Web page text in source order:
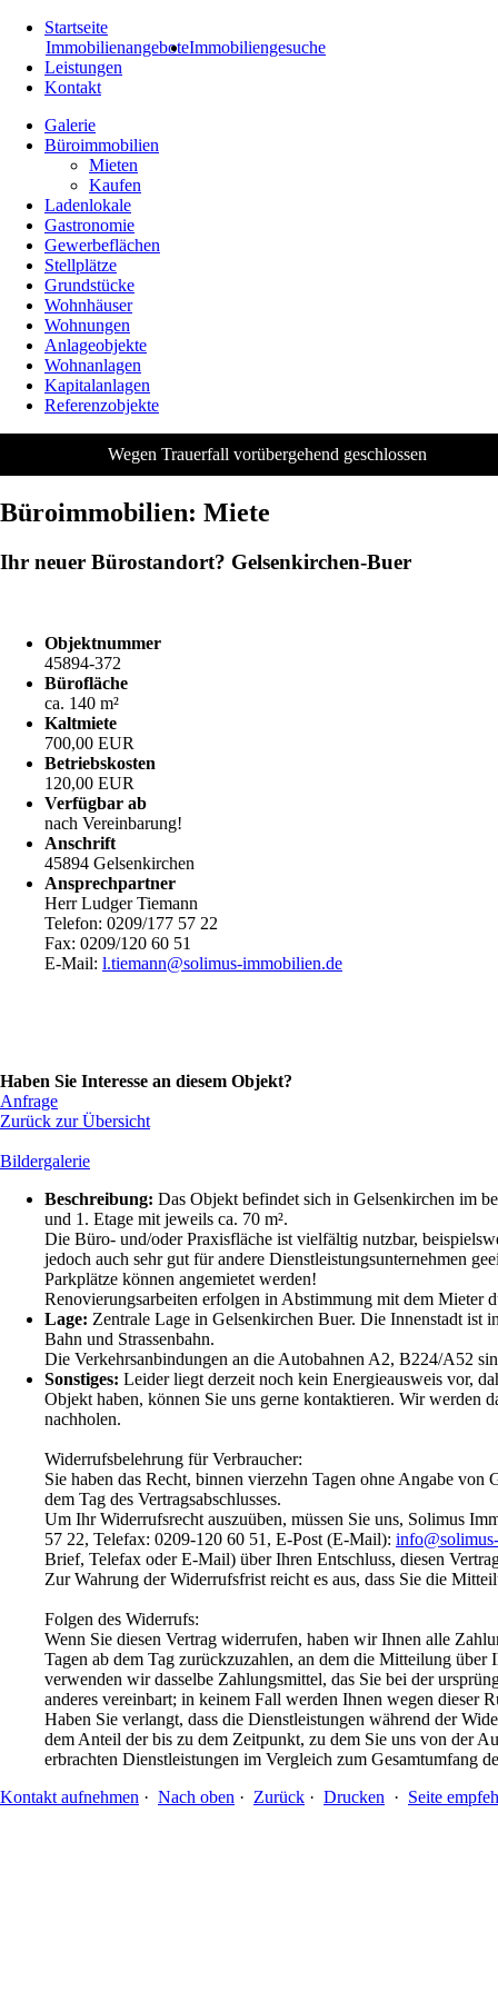
Startseite
ImmobilienangeboteImmobiliengesuche
Leistungen
Kontakt
Galerie
Büroimmobilien
Mieten
Kaufen
Ladenlokale
Gastronomie
Gewerbeflächen
Stellplätze
Grundstücke
Wohnhäuser
Wohnungen
Anlageobjekte
Wohnanlagen
Kapitalanlagen
Referenzobjekte
Wegen Trauerfall vorübergehend geschlossen
Büroimmobilien: Miete
Ihr neuer Bürostandort? Gelsenkirchen-Buer
Objektnummer
45894-372
Bürofläche
ca. 140 m²
Kaltmiete
700,00 EUR
Betriebskosten
120,00 EUR
Verfügbar ab
nach Vereinbarung!
Anschrift
45894 Gelsenkirchen
Ansprechpartner
Herr Ludger Tiemann
Telefon: 0209/177 57 22
Fax: 0209/120 60 51
E-Mail: l.tiemann@solimus-immobilien.de
Haben Sie Interesse an diesem Objekt?
Anfrage
Zurück zur Übersicht
Bildergalerie
Beschreibung: Das Objekt befindet sich in Gelsenkirchen im
und 1. Etage mit jeweils ca. 70 m².
Die Büro- und/oder Praxisfläche ist vielfältig nutzbar,
jedoch auch sehr gut für andere Dienstleistungsunternehmen
Parkplätze können angemietet werden!
Renovierungsarbeiten erfolgen in Abstimmung mit dem Mieter
Lage: Zentrale Lage in Gelsenkirchen Buer. Die Innenstadt ist
Bahn und Strassenbahn.
Die Verkehrsanbindungen an die Autobahnen A2, B224/A52
Sonstiges: Leider liegt derzeit noch kein Energieausweis vor,
Objekt haben, können Sie uns gerne kontaktieren. Wir werden
nachholen.
Widerrufsbelehrung für Verbraucher:
Sie haben das Recht, binnen vierzehn Tagen ohne Angabe
dem Tag des Vertragsabschlusses.
Um Ihr Widerrufsrecht auszuüben, müssen Sie uns, Solimus
57 22, Telefax: 0209-120 60 51, E-Post (E-Mail):
Brief, Telefax oder E-Mail) über Ihren Entschluss, diesen
Zur Wahrung der Widerrufsfrist reicht es aus, dass Sie die
Folgen des Widerrufs:
Wenn Sie diesen Vertrag widerrufen, haben wir Ihnen alle
Tagen ab dem Tag zurückzuzahlen, an dem die Mitteilung
verwenden wir dasselbe Zahlungsmittel, das Sie bei der
anderes vereinbart; in keinem Fall werden Ihnen wegen dieser
Haben Sie verlangt, dass die Dienstleistungen während der
dem Anteil der bis zu dem Zeitpunkt, zu dem Sie uns von der
erbrachten Dienstleistungen im Vergleich zum Gesamtumfang
Kontakt aufnehmen · Nach oben · Zurück · Drucken · Seite